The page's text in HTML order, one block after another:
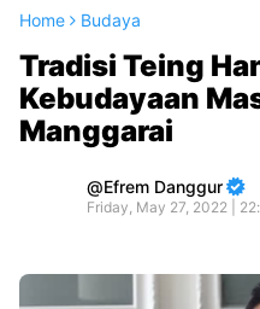
Home Budaya
Tradisi Teing
Kebudayaan
Manggarai
Efrem Danggur
Friday, May 27, 2022 |